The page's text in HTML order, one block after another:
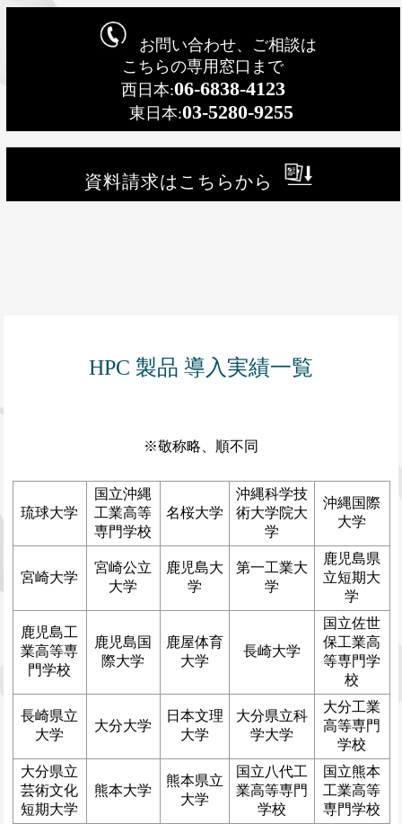
お問い合わせ、ご相談は
こちらの専用窓口まで
西日本:06-6838-4123
東日本:03-5280-9255
資料請求はこちらから
HPC 製品 導入実績一覧
※敬称略、順不同
琉球大学
国立沖縄
工業高等
専門学校
名桜大学
沖縄科学技
術大学院大
学
沖縄国際
大学
宮崎大学
宮崎公立
大学
鹿児島大
学
第一工業大
学
鹿児島県
立短期大
学
鹿児島工
業高等専
門学校
鹿児島国
際大学
鹿屋体育
大学
長崎大学
国立佐世
保工業高
等専門学
校
長崎県立
大学
大分大学
日本文理
大学
大分県立科
学大学
大分工業
高等専門
学校
大分県立
芸術文化
短期大学
熊本大学
熊本県立
大学
国立八代工
業高等専門
学校
国立熊本
工業高等
専門学校